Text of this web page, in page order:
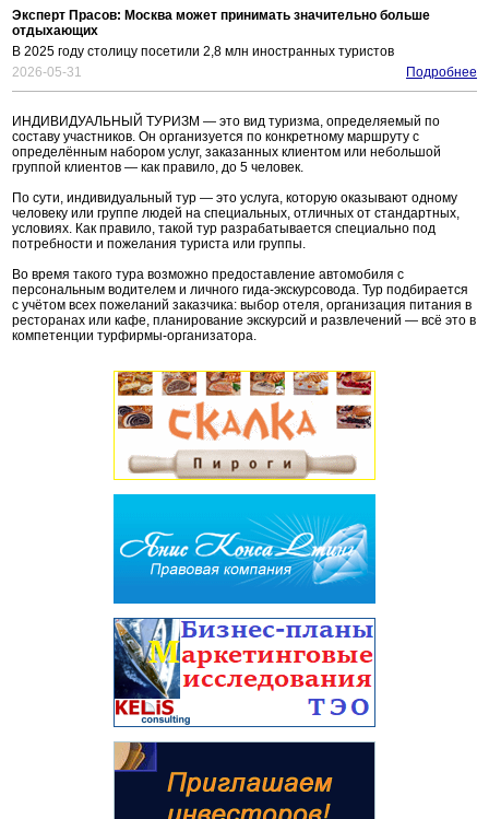
Эксперт Прасов: Москва может принимать значительно больше
отдыхающих
В 2025 году столицу посетили 2,8 млн иностранных туристов
2026-05-31
Подробнее
ИНДИВИДУАЛЬНЫЙ ТУРИЗМ — это вид туризма, определяемый по
составу участников. Он организуется по конкретному маршруту с
определённым набором услуг, заказанных клиентом или небольшой
группой клиентов — как правило, до 5 человек.
По сути, индивидуальный тур — это услуга, которую оказывают одному
человеку или группе людей на специальных, отличных от стандартных,
условиях. Как правило, такой тур разрабатывается специально под
потребности и пожелания туриста или группы.
Во время такого тура возможно предоставление автомобиля с
персональным водителем и личного гида-экскурсовода. Тур подбирается
с учётом всех пожеланий заказчика: выбор отеля, организация питания в
ресторанах или кафе, планирование экскурсий и развлечений — всё это в
компетенции турфирмы-организатора.